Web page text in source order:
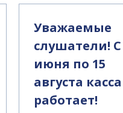
Уважаемые
слушатели! С
июня по 15
августа
работает!